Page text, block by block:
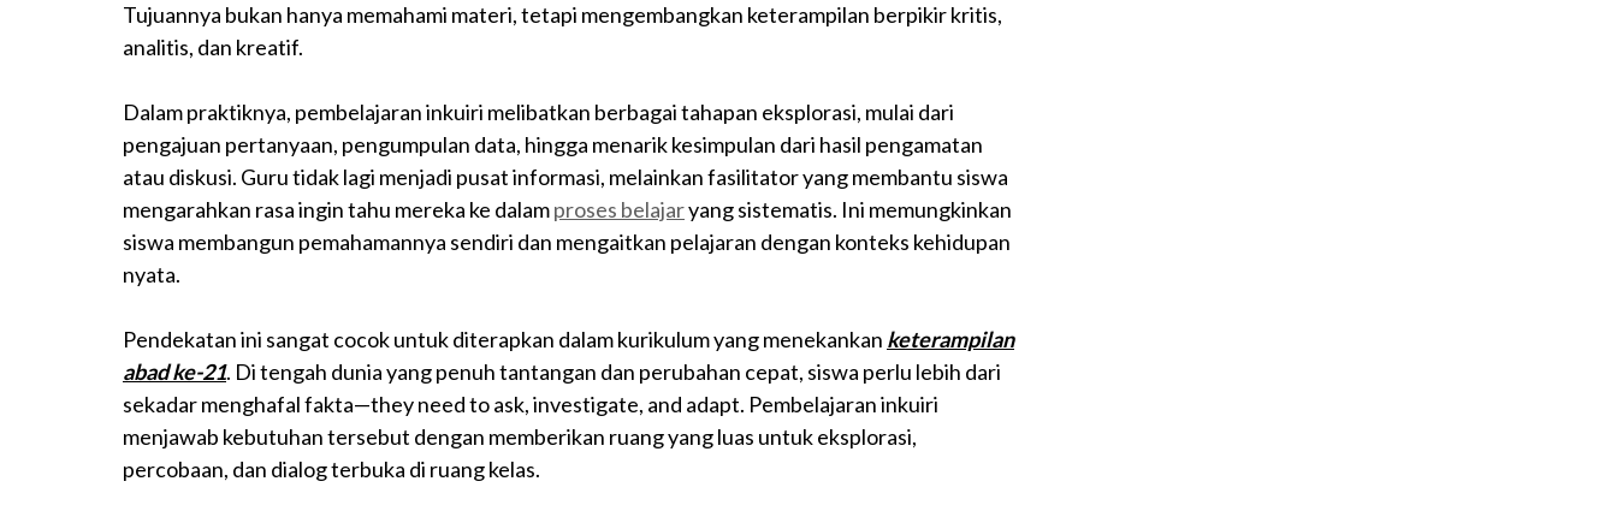
Tujuannya bukan hanya memahami materi, tetapi mengembangkan keterampilan berpikir kritis,
analitis, dan kreatif.
Dalam praktiknya, pembelajaran inkuiri melibatkan berbagai tahapan eksplorasi, mulai dari
pengajuan pertanyaan, pengumpulan data, hingga menarik kesimpulan dari hasil pengamatan
atau diskusi. Guru tidak lagi menjadi pusat informasi, melainkan fasilitator yang membantu siswa
mengarahkan rasa ingin tahu mereka ke dalamproses belajaryang sistematis. Ini memungkinkan
siswa membangun pemahamannya sendiri dan mengaitkan pelajaran dengan konteks kehidupan
nyata.
Pendekatan ini sangat cocok untuk diterapkan dalam kurikulum yang menekankan keterampilan
abad ke-21. Di tengah dunia yang penuh tantangan dan perubahan cepat, siswa perlu lebih dari
sekadar menghafal fakta—they need to ask, investigate, and adapt. Pembelajaran inkuiri
menjawab kebutuhan tersebut dengan memberikan ruang yang luas untuk eksplorasi,
percobaan, dan dialog terbuka di ruang kelas.